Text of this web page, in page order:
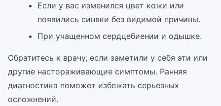
Если у вас изменился цвет кожи или
появились синяки без видимой причины.
При учащенном сердцебиении и одышке.
Обратитесь к врачу, если заметили у себя эти или
другие настораживающие симптомы. Ранняя
диагностика поможет избежать серьезных
осложнений.